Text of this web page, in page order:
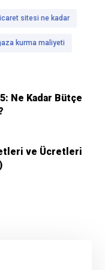
sitesi ne kadar
kurma maliyeti
Ne Kadar Bütçe
ve Ücretleri